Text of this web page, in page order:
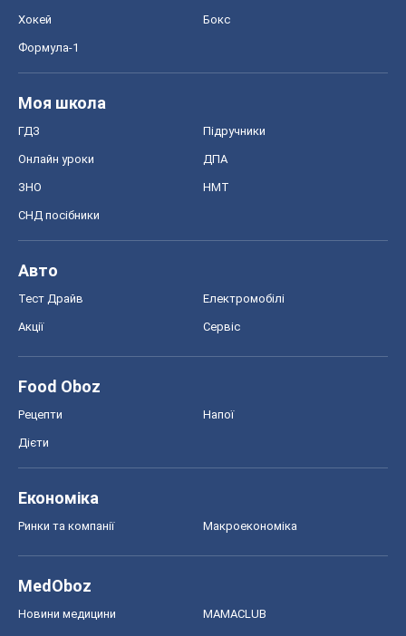
Хокей Бокс
Формула-1
Моя школа
ГДЗ Підручники
Онлайн уроки ДПА
ЗНО НМТ
СНД посібники
Авто
Тест Драйв Електромобілі
Акції Сервіс
Food Oboz
Рецепти Напої
Дієти
Економіка
Ринки та компанії Макроекономіка
MedOboz
Новини медицини MAMACLUB